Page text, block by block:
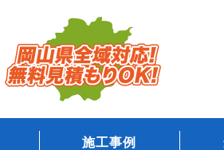
施工事例